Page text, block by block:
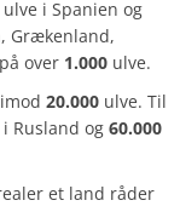
i Spanien og
Grækenland,
over 1.000 ulve.
20.000 ulve. Til
Rusland og 60.000
et land råder